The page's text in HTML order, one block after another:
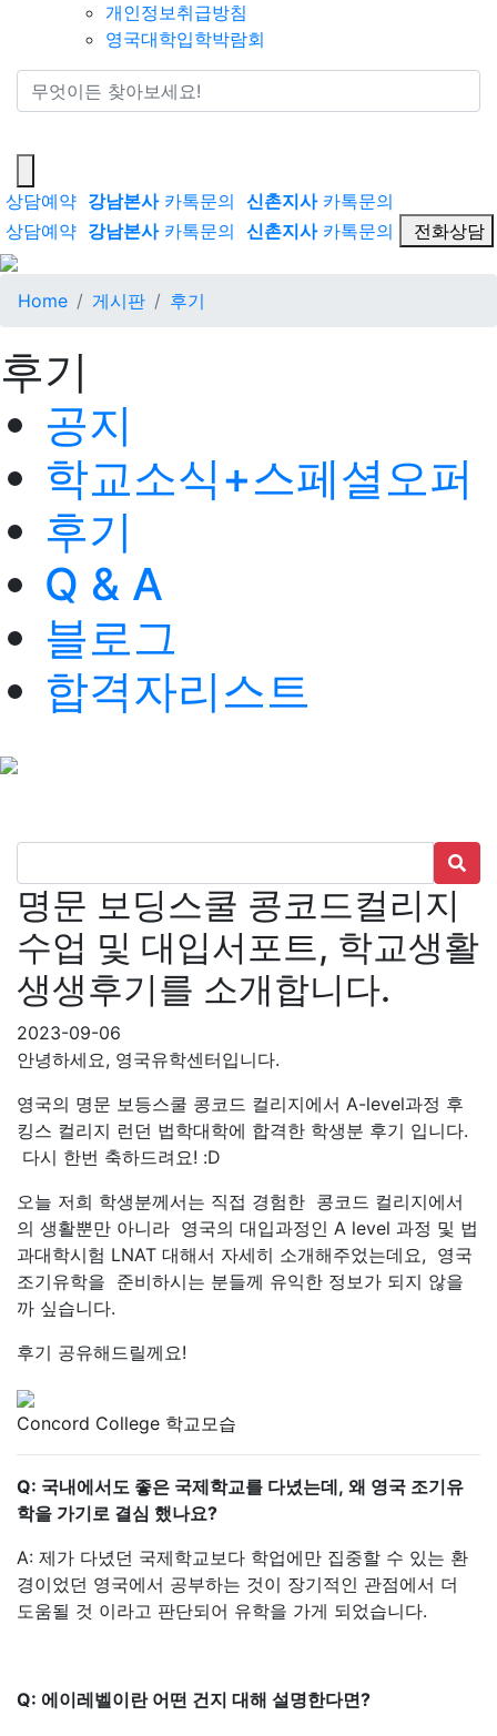
개인정보취급방침
영국대학입학박람회
통합검색
상담예약 강남본사카톡문의 신촌지사카톡문의
상담예약 강남본사카톡문의 신촌지사카톡문의 전화상담
Home 게시판 후기
후기
공지
학교소식+스페셜오퍼
후기
Q & A
블로그
합격자리스트
명문 보딩스쿨 콩코드컬리지
수업 및 대입서포트, 학교생활
생생후기를 소개합니다.
2023-09-06
안녕하세요, 영국유학센터입니다.
영국의 명문 보등스쿨 콩코드 컬리지에서 A-level과정 후
킹스 컬리지 런던 법학대학에 합격한 학생분 후기 입니다.
다시 한번 축하드려요! :D
오늘 저희 학생분께서는 직접 경험한 콩코드 컬리지에서
의 생활뿐만 아니라 영국의 대입과정인 A level 과정 및 법
과대학시험 LNAT 대해서 자세히 소개해주었는데요, 영국
조기유학을 준비하시는 분들께 유익한 정보가 되지 않을
까 싶습니다.
후기 공유해드릴께요!
Concord College 학교모습
Q: 국내에서도 좋은 국제학교를 다녔는데, 왜 영국 조기유
학을 가기로 결심 했나요?
A: 제가 다녔던 국제학교보다 학업에만 집중할 수 있는 환
경이었던 영국에서 공부하는 것이 장기적인 관점에서 더
도움될 것 이라고 판단되어 유학을 가게 되었습니다.
Q: 에이레벨이란 어떤 건지 대해 설명한다면?